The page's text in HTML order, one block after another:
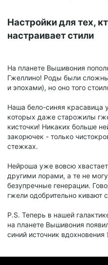
Настройки для тех,
настраивает стили
На планете Вышивония
Гжеллино! Роды были
и эпохами), но оно того
Наша бело-синяя красавица
которых даже старожилы
кисточки! Никаких больше
закорючек - только
стежках.
Нейроша уже вовсю
другими лорами, а те не
безупречные генерации.
гжели одобрительно кивают
P.S. Теперь в нашей
на планете Вышивония
синий источник вдохновения